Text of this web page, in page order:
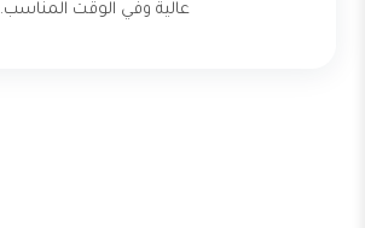
عالية وفي الوقت المناسب.